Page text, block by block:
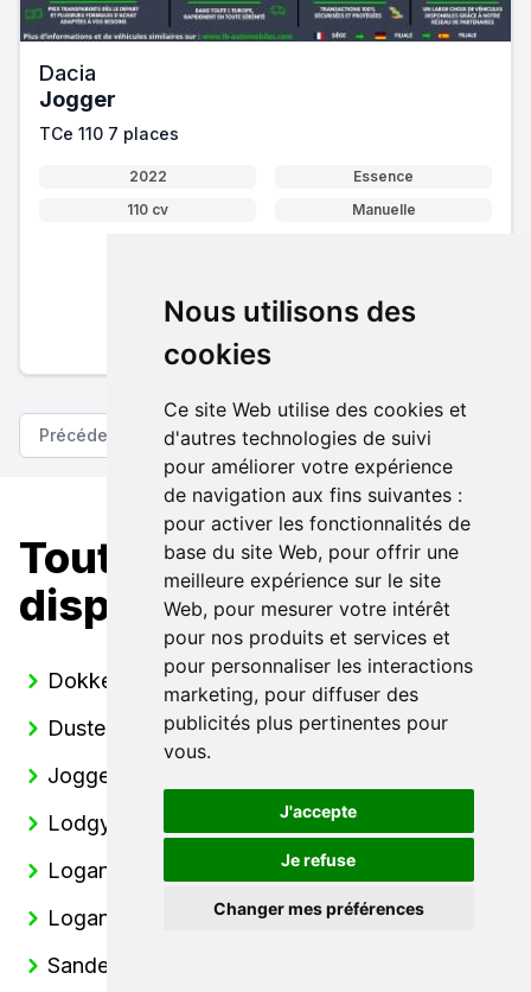
Nous utilisons des
cookies
Ce site Web utilise des cookies et
d'autres technologies de suivi
pour améliorer votre expérience
de navigation aux fins suivantes :
pour activer les fonctionnalités de
base du site Web, pour offrir une
meilleure expérience sur le site
Web, pour mesurer votre intérêt
pour nos produits et services et
pour personnaliser les interactions
marketing, pour diffuser des
publicités plus pertinentes pour
vous.
J'accepte
Je refuse
Changer mes préférences
Dacia
Jogger
TCe 110 7 places
2022
Essence
110 cv
Manuelle
Pack essentiel inclus
En savoir plus sur nos tarifs
Précédent Suivant
Toutes nos Dacia
disponibles
Dokker
Duster
Jogger
Lodgy
Logan
Logan MCV
Sandero